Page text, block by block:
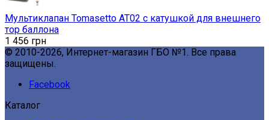
Мультиклапан Tomasetto AT02 с катушкой для внешнего
тор баллона
1 456 грн
© 2010-2026, Интернет-магазин ГБО №1. Все права
защищены.
Facebook
Каталог